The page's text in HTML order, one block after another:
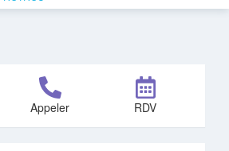
Appeler RDV